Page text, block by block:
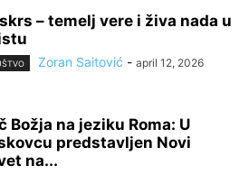
– temelj vere i živa nada u
Zoran Saitović - april 12, 2026
Božja na jeziku Roma: U
predstavljen Novi
na...